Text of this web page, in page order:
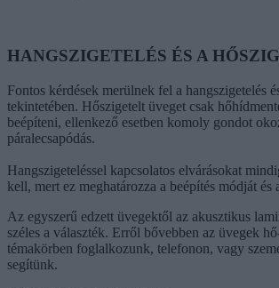
HANGSZIGETELÉS ÉS A
Fontos kérdések merülnek fel a hangszigetelés
tekintetében. Hőszigetelt üveget csak
beépíteni, ellenkező esetben komoly gondot
páralecsapódás.
Hangszigeteléssel kapcsolatos elvárásokat
kell, mert ez meghatározza a beépítés módját és
Az egyszerű edzett üvegektől az akusztikus
széles a választék. Erről bővebben az üvegek
témakörben foglalkozunk, telefonon, vagy
segítünk.